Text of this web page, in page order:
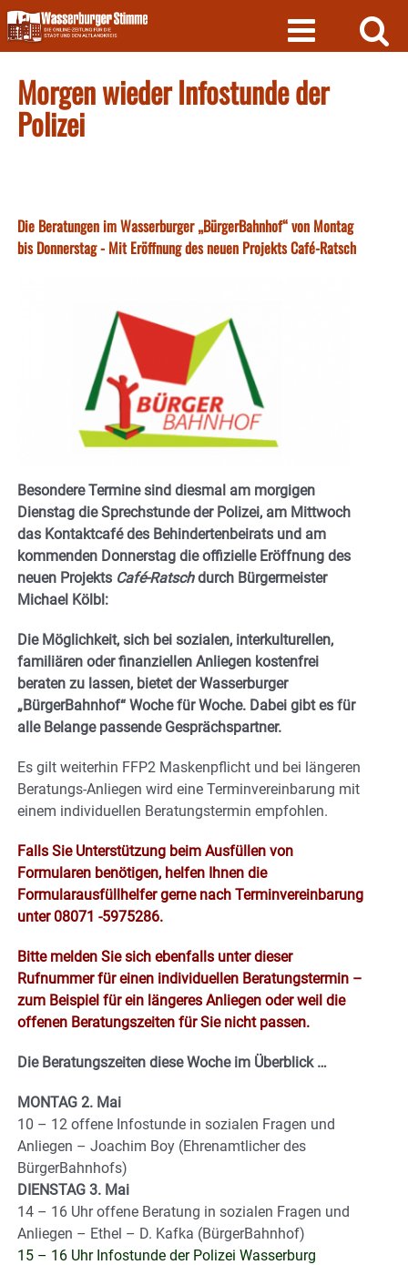
Skip
to
content
Morgen wieder Infostunde der
Polizei
Die Beratungen im Wasserburger „BürgerBahnhof“ von Montag
bis Donnerstag - Mit Eröffnung des neuen Projekts Café-Ratsch
Besondere Termine sind diesmal am morgigen
Dienstag die Sprechstunde der Polizei, am Mittwoch
das Kontaktcafé des Behindertenbeirats und am
kommenden Donnerstag die offizielle Eröffnung des
neuen Projekts Café-Ratschdurch Bürgermeister
Michael Kölbl:
Die Möglichkeit, sich bei sozialen, interkulturellen,
familiären oder finanziellen Anliegen kostenfrei
beraten zu lassen, bietet der Wasserburger
„BürgerBahnhof“ Woche für Woche. Dabei gibt es für
alle Belange passende Gesprächspartner.
Es gilt weiterhin FFP2 Maskenpflicht und bei längeren
Beratungs-Anliegen wird eine Terminvereinbarung mit
einem individuellen Beratungstermin empfohlen.
Falls Sie Unterstützung beim Ausfüllen von
Formularen benötigen, helfen Ihnen die
Formularausfüllhelfer gerne nach Terminvereinbarung
unter 08071 -5975286.
Bitte melden Sie sich ebenfalls unter dieser
Rufnummer für einen individuellen Beratungstermin –
zum Beispiel für ein längeres Anliegen oder weil die
offenen Beratungszeiten für Sie nicht passen.
Die Beratungszeiten diese Woche im Überblick …
MONTAG 2. Mai
10 – 12 offene Infostunde in sozialen Fragen und
Anliegen – Joachim Boy (Ehrenamtlicher des
BürgerBahnhofs)
DIENSTAG 3. Mai
14 – 16 Uhr offene Beratung in sozialen Fragen und
Anliegen – Ethel – D. Kafka (BürgerBahnhof)
15 – 16 Uhr Infostunde der Polizei Wasserburg